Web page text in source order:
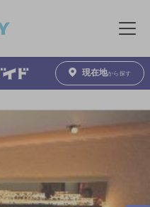
メニュ
現在地から探す